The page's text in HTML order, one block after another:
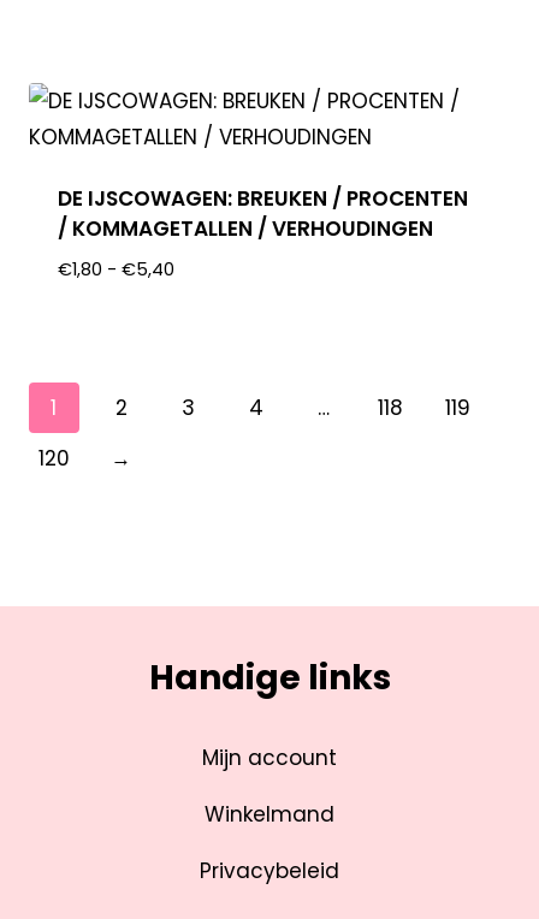
DE IJSCOWAGEN: BREUKEN / PROCENTEN
/ KOMMAGETALLEN / VERHOUDINGEN
€1,80 - €5,40
1 2 3 4 … 118
119
120
→
Handige links
Mijn account
Winkelmand
Privacybeleid